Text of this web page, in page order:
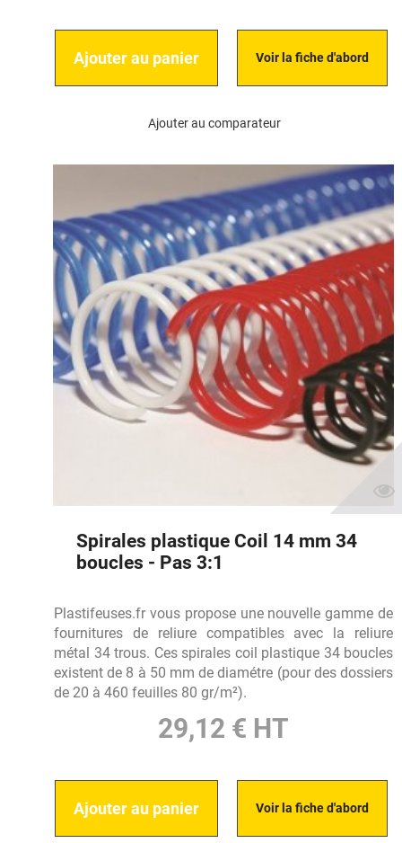
Ajouter au panier Voir la fiche d'abord
Ajouter au comparateur
Spirales plastique Coil 14 mm 34
boucles - Pas 3:1
Plastifeuses.fr vous propose une nouvelle gamme de
fournitures de reliure compatibles avec la reliure
métal 34 trous. Ces spirales coil plastique 34 boucles
existent de 8 à 50 mm de diamétre (pour des dossiers
de 20 à 460 feuilles 80 gr/m²).
29,12 € HT
Ajouter au panier Voir la fiche d'abord